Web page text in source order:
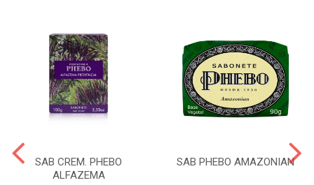
SAB CREM. PHEBO
ALFAZEMA
SAB PHEBO AMAZONIAN